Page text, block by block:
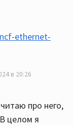
ethernet-
в 20:26
про него,
целом я